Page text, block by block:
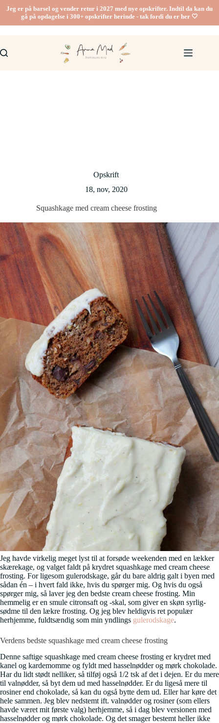
indhold
Jeg er på barsel og vender retur i 2027 med nye opskrifter. Indtil da kan du
gå på opdagelse i 300+ opskrifter herinde - tak fordi du er her 🤍
Opskrift
18, nov, 2020
Squashkage med cream cheese frosting
Jeg havde virkelig meget lyst til at forsøde weekenden med en lækker
skærekage, og valget faldt på krydret squashkage med cream cheese
frosting. For ligesom gulerodskage, går du bare aldrig galt i byen med
sådan én – i hvert fald ikke, hvis du spørger mig. Og hvis du også
spørger mig, så laver jeg den bedste cream cheese frosting. Min
hemmelig er en smule citronsaft og -skal, som giver en skøn syrlig-
sødme til den lækre frosting. Og jeg blev heldigvis ret populær
herhjemme, fuldtsændig som min yndlings gulerodskage.
Verdens bedste squashkage med cream cheese frosting
Denne saftige squashkage med cream cheese frosting er krydret med
kanel og kardemomme og fyldt med hasselnødder og mørk chokolade.
Har du lidt stødt nelliker, så tilføj også 1/2 tsk af det i dejen. Er du mere
til valnødder, så byt dem ud med hasselnødder. Er du ligeså mere til
rosiner end chokolade, så kan du også bytte dem ud. Eller har køre det
hele sammen. Jeg blev nedstemt ift. valnødder og rosiner (som ellers
havde været mit første valg) herhjemme, så i dag blev versionen med
hasselnødder og mørk chokolade. Og det smager bestemt heller ikke